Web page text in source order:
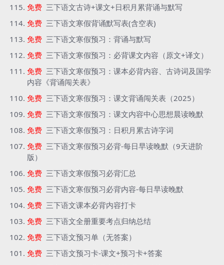
免费 三下语文古诗+课文+日积月累背诵与默写
免费 三下语文寒假背诵默写表(含空表)
免费 三下语文寒假预习：背诵与默写
免费 三下语文寒假预习：必背课文内容（原文+译文）
免费 三下语文寒假预习：课本必背内容、古诗词及国学
内容《背诵闯关表》
免费 三下语文寒假预习：课文背诵闯关表（2025）
免费 三下语文寒假预习：课文内容中心思想晨读晚默
免费 三下语文寒假预习：日积月累古诗字词
免费 三下语文寒假预习必背-每日早读晚默（9天进阶
版）
免费 三下语文寒假预习必背汇总
免费 三下语文寒假预习必背内容-每日早读晚默
免费 三下语文课本必背内容打卡
免费 三下语文全册重要考点归纳总结
免费 三下语文预习单（无答案）
免费 三下语文预习卡-课文+预习卡+答案